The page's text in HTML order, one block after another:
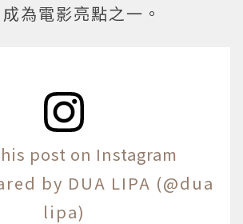
為電影亮點之一。
post on Instagram
by DUA LIPA (@dua
lipa)